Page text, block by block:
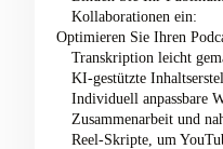
Kollaborationen ein:
Optimieren Sie Ihren
Transkription leicht
KI-gestützte
Individuell anpassbare
Zusammenarbeit und
Reel-Skripte, um